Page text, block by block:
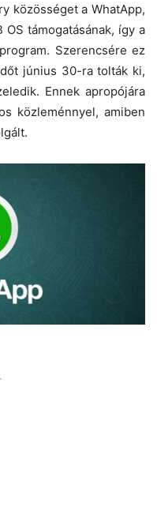
közösséget a WhatApp,
támogatásának, így a
Szerencsére ez
június 30-ra tolták ki,
Ennek apropójára
közleménnyel, amiben